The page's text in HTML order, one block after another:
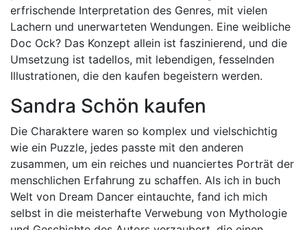
erfrischende Interpretation des Genres, mit vielen
Lachern und unerwarteten Wendungen. Eine weibliche
Doc Ock? Das Konzept allein ist faszinierend, und die
Umsetzung ist tadellos, mit lebendigen, fesselnden
Illustrationen, die den kaufen begeistern werden.
Sandra Schön kaufen
Die Charaktere waren so komplex und vielschichtig
wie ein Puzzle, jedes passte mit den anderen
zusammen, um ein reiches und nuanciertes Porträt der
menschlichen Erfahrung zu schaffen. Als ich in buch
Welt von Dream Dancer eintauchte, fand ich mich
selbst in die meisterhafte Verwebung von Mythologie